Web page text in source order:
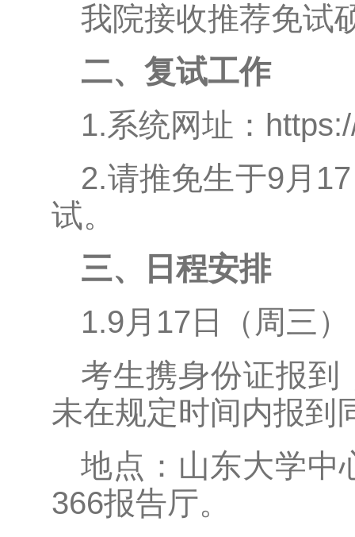
我院接收推荐免试
二、复试工作
1.系统网址：
2.请推免生于9月
试。
三、日程安排
1.9月17日（周三
考生携身份证报到
未在规定时间内报到
地点：山东大学中
366报告厅。